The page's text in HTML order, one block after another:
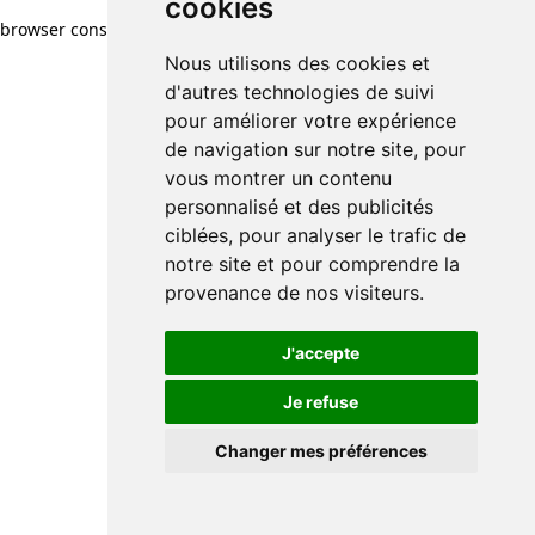
cookies
Nous utilisons des cookies et
d'autres technologies de suivi
pour améliorer votre expérience
de navigation sur notre site, pour
vous montrer un contenu
personnalisé et des publicités
ciblées, pour analyser le trafic de
notre site et pour comprendre la
provenance de nos visiteurs.
J'accepte
Je refuse
Changer mes préférences
browser console for more information)